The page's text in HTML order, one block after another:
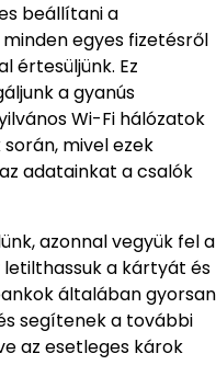
beállítani a
egyes fizetésről
értesüljünk. Ez
a gyanús
Wi-Fi hálózatok
mivel ezek
adatainkat a csalók
azonnal vegyük fel a
a kártyát és
általában gyorsan
segítenek a további
az esetleges károk